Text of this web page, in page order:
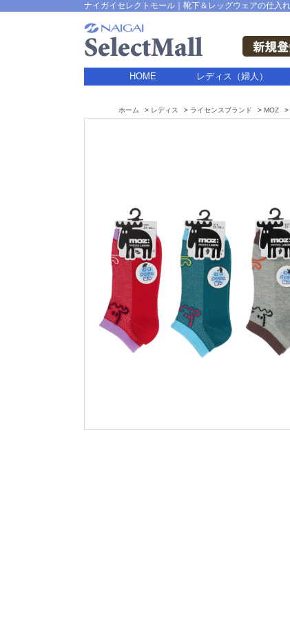
ナイガイセレクトモール｜靴下＆レッグウェアの仕入
HOME レディス（婦人）
ホーム レディス ライセンスブランド MOZ